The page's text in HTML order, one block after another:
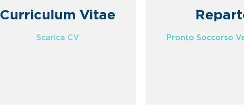
Curriculum Vitae
Scarica CV Pronto Soccorso